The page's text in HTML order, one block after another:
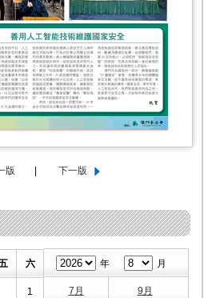
六
1
年 月
7月 9月